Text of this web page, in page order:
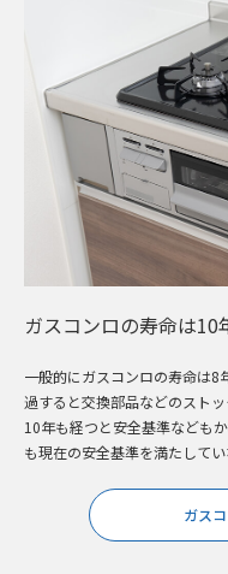
ガスコンロの寿命は10
一般的にガスコンロの寿命は8
過すると交換部品などのストッ
10年も経つと安全基準なども
も現在の安全基準を満たして
ガス